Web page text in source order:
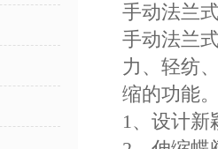
手动法兰
手动法兰
力、轻纺
缩的功能
1、设计